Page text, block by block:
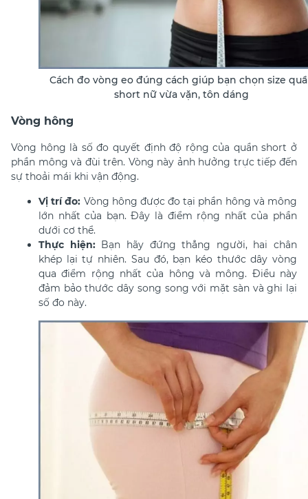
Cách đo vòng eo đúng cách giúp bạn chọn size
short nữ vừa vặn, tôn dáng
Vòng hông
Vòng hông là số đo quyết định độ rộng của quần short ở
phần mông và đùi trên. Vòng này ảnh hưởng trực tiếp đến
sự thoải mái khi vận động.
Vị trí đo: Vòng hông được đo tại phần hông và mông
lớn nhất của bạn. Đây là điểm rộng nhất của phần
dưới cơ thể.
Thực hiện:Bạn hãy đứng thẳng người, hai chân
khép lại tự nhiên. Sau đó, bạn kéo thước dây vòng
qua điểm rộng nhất của hông và mông. Điều này
đảm bảo thước dây song song với mặt sàn và ghi lại
số đo này.